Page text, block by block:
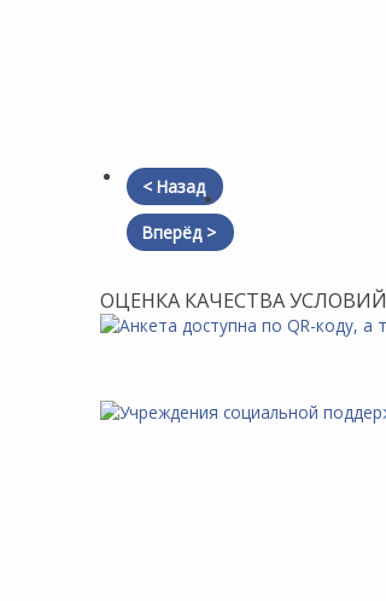
< Назад
Вперёд >
ОЦЕНКА КАЧЕСТВА